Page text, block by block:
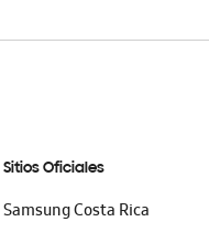
Sitios Oficiales
Samsung Costa Rica